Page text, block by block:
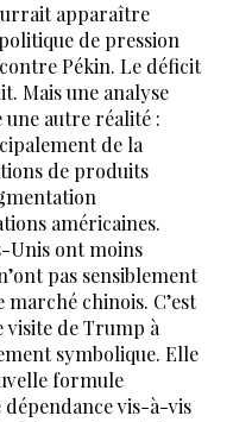
apparaître
de pression
Pékin. Le déficit
Mais une analyse
autre réalité :
de la
de produits
américaines.
Unis ont moins
pas sensiblement
chinois. C’est
visite de Trump à
symbolique. Elle
formule
vis-à-vis